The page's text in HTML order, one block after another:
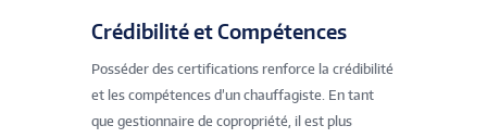
Crédibilité et Compétences
Posséder des certifications renforce la crédibilité
et les compétences d’un chauffagiste. En tant
que gestionnaire de copropriété, il est plus